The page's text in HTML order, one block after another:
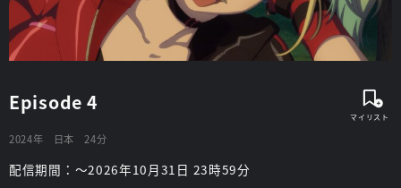
Episode 4
2024年 日本 24分
配信期間：～2026年10月31日 23時59分